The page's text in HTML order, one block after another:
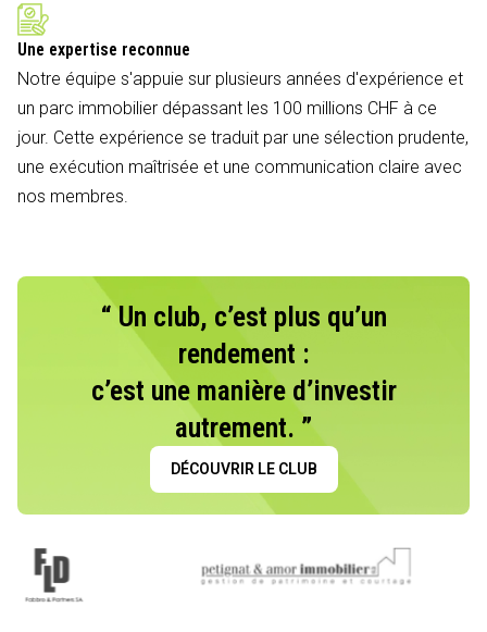
Une expertise reconnue
Notre équipe s'appuie sur plusieurs années d'expérience et
un parc immobilier dépassant les 100 millions CHF à ce
jour. Cette expérience se traduit par une sélection prudente,
une exécution maîtrisée et une communication claire avec
nos membres.
“ Un club, c’est plus qu’un
rendement :
c’est une manière d’investir
autrement. ”
DÉCOUVRIR LE CLUB